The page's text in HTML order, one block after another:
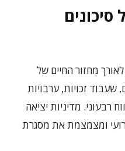
סיכונים
מחזור החיים של
זכויות, ערבויות
רבעוני. מדיניות יציאה
ומצמצמת את מסגרת